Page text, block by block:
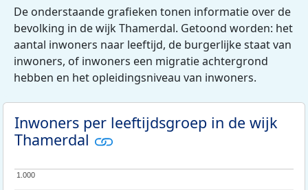
De onderstaande grafieken tonen informatie over de
bevolking in de wijk Thamerdal. Getoond worden: het
aantal inwoners naar leeftijd, de burgerlijke staat van
inwoners, of inwoners een migratie achtergrond
hebben en het opleidingsniveau van inwoners.
Inwoners per leeftijdsgroep in de wijk
Thamerdal
1.000
1.000